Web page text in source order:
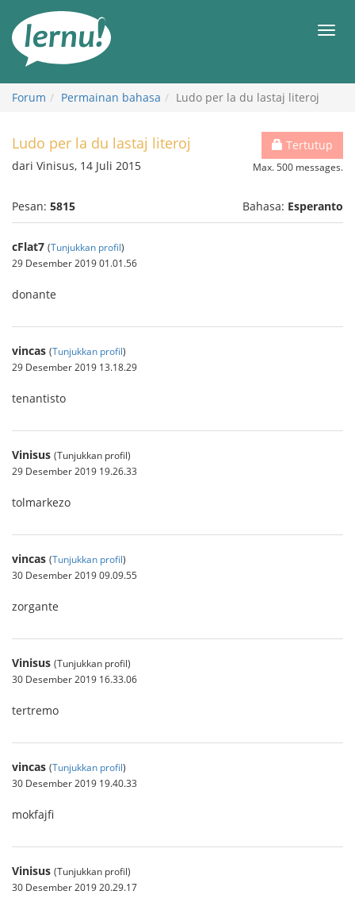
daftar
Forum Permainan bahasa Ludo per la du lastaj literoj
Tertutup
Max. 500 messages.
Ludo per la du lastaj literoj
dari Vinisus, 14 Juli 2015
Pesan: 5815 Bahasa: Esperanto
cFlat7 (Tunjukkan profil)
29 Desember 2019 01.01.56
donante
vincas (Tunjukkan profil)
29 Desember 2019 13.18.29
tenantisto
Vinisus (Tunjukkan profil)
29 Desember 2019 19.26.33
tolmarkezo
vincas (Tunjukkan profil)
30 Desember 2019 09.09.55
zorgante
Vinisus (Tunjukkan profil)
30 Desember 2019 16.33.06
tertremo
vincas (Tunjukkan profil)
30 Desember 2019 19.40.33
mokfajfi
Vinisus (Tunjukkan profil)
30 Desember 2019 20.29.17